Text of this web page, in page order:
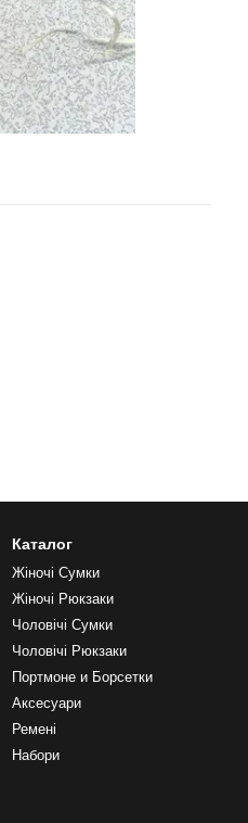
Каталог
Жіночі Сумки
Жіночі Рюкзаки
Чоловічі Сумки
Чоловічі Рюкзаки
Портмоне и Борсетки
Аксесуари
Ремені
Набори